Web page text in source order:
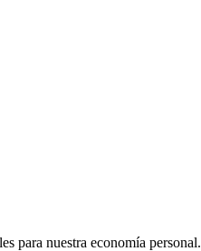
para nuestra economía personal.